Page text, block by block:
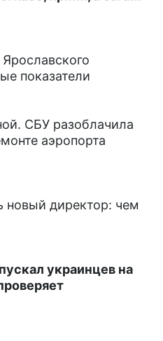
показатели
СБУ разоблачила
аэропорта
новый директор: чем
украинцев на